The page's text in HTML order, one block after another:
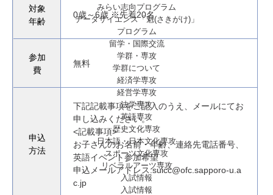
みらい志向プログラム
データサイエンス「魁(さきがけ)」
プログラム
留学・国際交流
学群・専攻
学群について
経済学専攻
経営学専攻
法学専攻
英語専攻
歴史文化専攻
日本語・日本文化専攻
スポーツ文化専攻
リベラルアーツ専攻
入試情報
入試情報
対象
年齢
0歳～6歳 ※先着20名
参加
費
無料
申込
方法
下記記載事項をご記入のうえ、メールにてお
申し込みください。
<記載事項>
お子さんのお名前・年齢、連絡先電話番号、
英語イベント参加希望
申込メールアドレス:suicc@ofc.sapporo-u.a
c.jp